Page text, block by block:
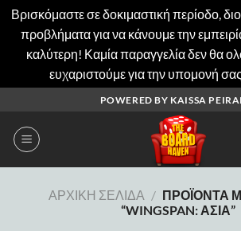
Βρισκόμαστε σε δοκιμαστική περίοδο,
προβλήματα για να κάνουμε την
καλύτερη! Καμία παραγγελία δεν θα
ευχαριστούμε για την υπομονή
περιεχόμενο
POWERED BY KAISSA
ΑΡΧΙΚΉ ΣΕΛΊΔΑ / ΠΡΟΪΌΝΤΑ
“WINGSPAN: ΑΣΊΑ”